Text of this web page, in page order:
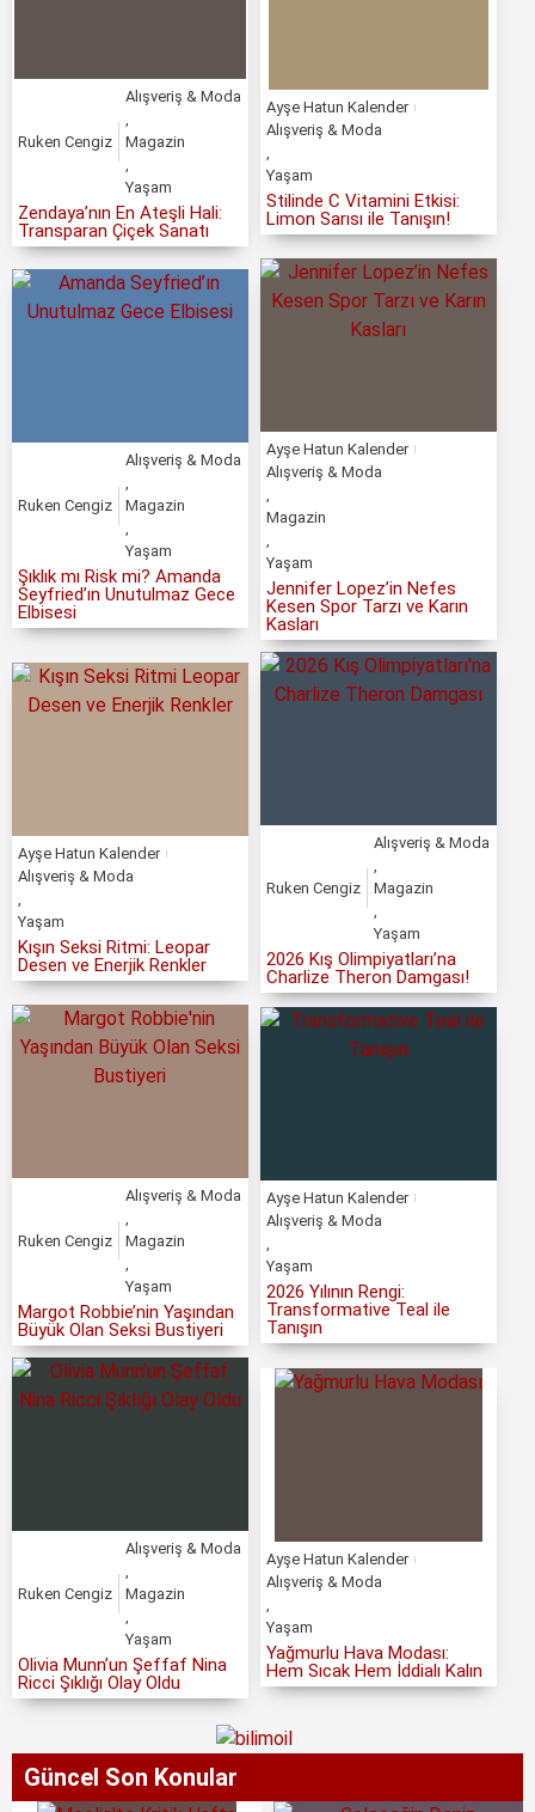
Ruken Cengiz
Alışveriş & Moda
Magazin
Yaşam
Zendaya’nın En Ateşli Hali:
Transparan Çiçek Sanatı
Ayşe Hatun Kalender
Alışveriş & Moda
,
Yaşam
Stilinde C Vitamini Etkisi:
Limon Sarısı ile Tanışın!
Ruken Cengiz
Alışveriş & Moda
,
Magazin
,
Yaşam
Şıklık mı Risk mi? Amanda
Seyfried’ın Unutulmaz Gece
Elbisesi
Ayşe Hatun Kalender
Alışveriş & Moda
Magazin
Yaşam
Jennifer Lopez’in Nefes
Kesen Spor Tarzı ve Karın
Kasları
Ayşe Hatun Kalender
Alışveriş & Moda
,
Yaşam
Kışın Seksi Ritmi: Leopar
Desen ve Enerjik Renkler
Ruken Cengiz
Alışveriş & Moda
Magazin
Yaşam
2026 Kış Olimpiyatları’na
Charlize Theron Damgası!
Ruken Cengiz
Alışveriş & Moda
Magazin
Yaşam
Margot Robbie’nin Yaşından
Büyük Olan Seksi Bustiyeri
Ayşe Hatun Kalender
Alışveriş & Moda
Yaşam
2026 Yılının Rengi:
Transformative Teal ile
Tanışın
Ruken Cengiz
Alışveriş & Moda
Magazin
Yaşam
Olivia Munn’un Şeffaf Nina
Ricci Şıklığı Olay Oldu
Ayşe Hatun Kalender
Alışveriş & Moda
,
Yaşam
Yağmurlu Hava Modası:
Hem Sıcak Hem İddialı Kalın
Güncel Son Konular